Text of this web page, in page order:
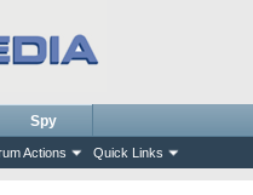
Actions Quick Links
Spy